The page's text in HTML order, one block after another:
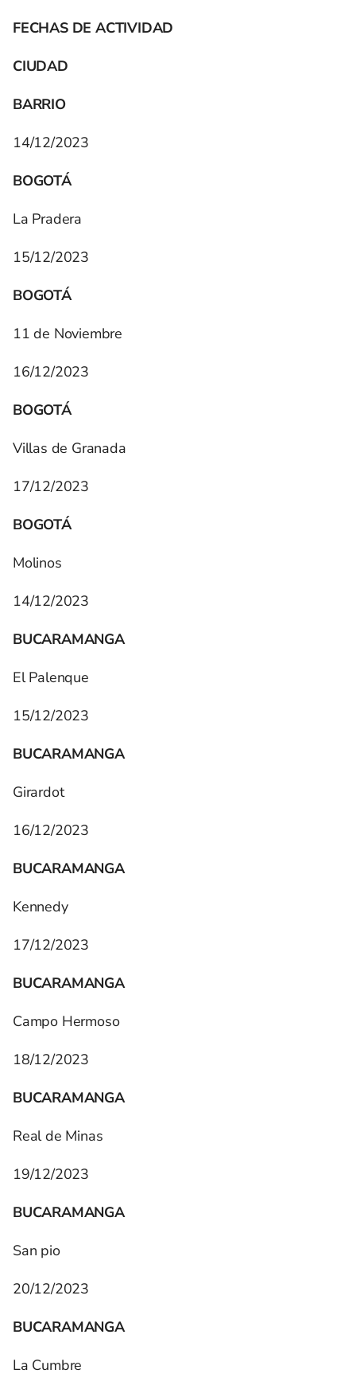
FECHAS DE ACTIVIDAD
CIUDAD
BARRIO
14/12/2023
BOGOTÁ
La Pradera
15/12/2023
BOGOTÁ
11 de Noviembre
16/12/2023
BOGOTÁ
Villas de Granada
17/12/2023
BOGOTÁ
Molinos
14/12/2023
BUCARAMANGA
El Palenque
15/12/2023
BUCARAMANGA
Girardot
16/12/2023
BUCARAMANGA
Kennedy
17/12/2023
BUCARAMANGA
Campo Hermoso
18/12/2023
BUCARAMANGA
Real de Minas
19/12/2023
BUCARAMANGA
San pio
20/12/2023
BUCARAMANGA
La Cumbre